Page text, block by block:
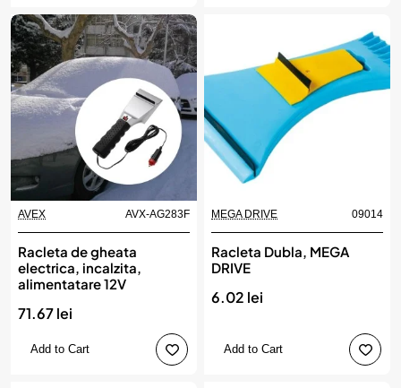
AVEX AVX-AG283F
Racleta de gheata
electrica, incalzita,
alimentatare 12V
71.67 lei
Add to Cart
MEGA DRIVE 09014
Racleta Dubla, MEGA
DRIVE
6.02 lei
Add to Cart